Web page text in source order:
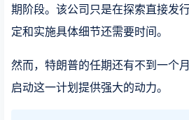
期阶段。该公司只是在探索直接发
定和实施具体细节还需要时间。
然而，特朗普的任期还有不到一个
启动这一计划提供强大的动力。